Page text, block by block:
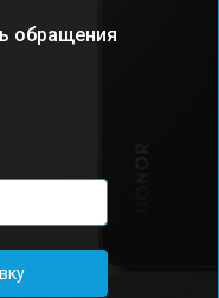
обращения